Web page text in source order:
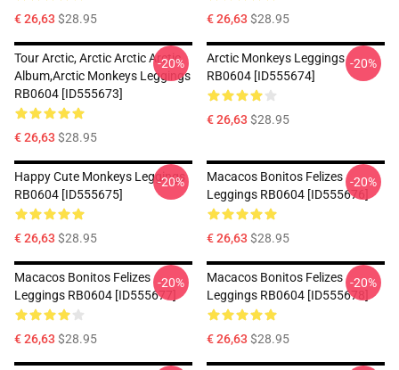
€ 26,63 $28.95 € 26,63 $28.95
Tour Arctic, Arctic Arctic Arctic
Album,arctic Monkeys Leggings
RB0604 [ID555673]
€ 26,63 $28.95
-20%
Arctic Monkeys Leggings
RB0604 [ID555674]
€ 26,63 $28.95
-20%
Happy Cute Monkeys Leggings
RB0604 [ID555675]
€ 26,63 $28.95
-20%
Macacos Bonitos Felizes
Leggings RB0604 [ID555676]
€ 26,63 $28.95
-20%
Macacos Bonitos Felizes
Leggings RB0604 [ID555677]
€ 26,63 $28.95
-20%
Macacos Bonitos Felizes
Leggings RB0604 [ID555678]
€ 26,63 $28.95
-20%